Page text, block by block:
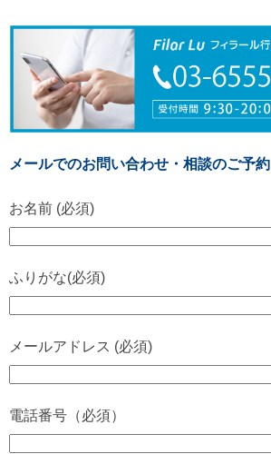
メールでのお問い合わせ・相談のご予約
お名前 (必須)
ふりがな(必須)
メールアドレス (必須)
電話番号（必須）